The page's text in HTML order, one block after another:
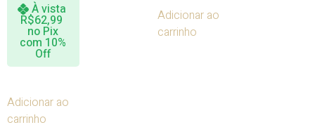
À vista
R$62,99
no Pix
com 10%
Off
Adicionar ao
carrinho
Adicionar ao
carrinho